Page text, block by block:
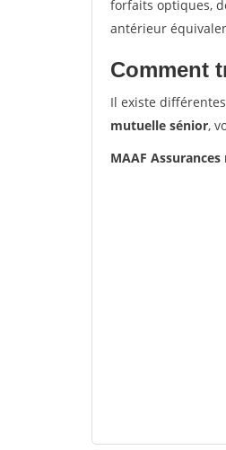
forfaits optiques,
antérieur
Comment
Il existe
mutuelle sénior,
MAAF